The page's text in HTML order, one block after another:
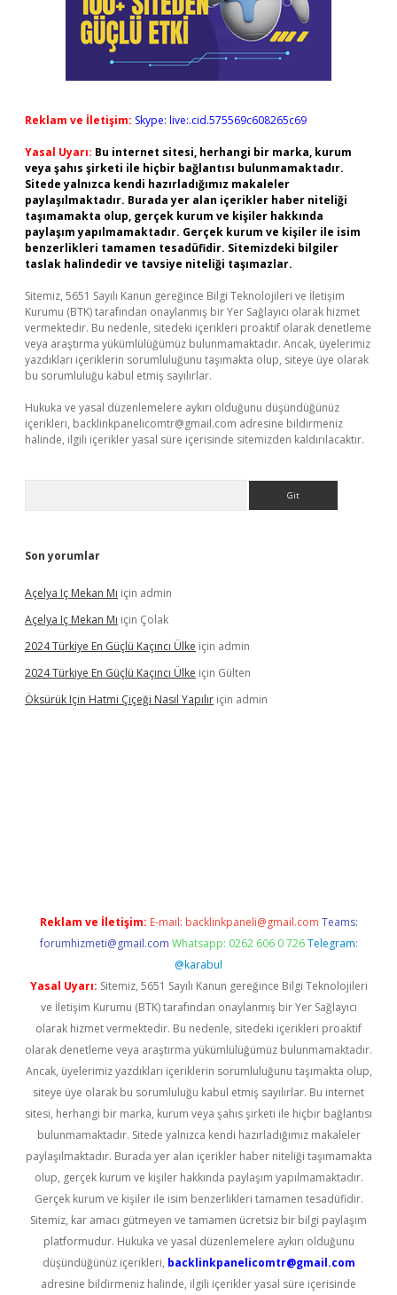
Reklam ve İletişim: Skype: live:.cid.575569c608265c69
Yasal Uyarı: Bu internet sitesi, herhangi bir marka, kurum
veya şahıs şirketi ile hiçbir bağlantısı bulunmamaktadır.
Sitede yalnızca kendi hazırladığımız makaleler
paylaşılmaktadır. Burada yer alan içerikler haber niteliği
taşımamakta olup, gerçek kurum ve kişiler hakkında
paylaşım yapılmamaktadır. Gerçek kurum ve kişiler ile isim
benzerlikleri tamamen tesadüfidir. Sitemizdeki bilgiler
taslak halindedir ve tavsiye niteliği taşımazlar.
Sitemiz, 5651 Sayılı Kanun gereğince Bilgi Teknolojileri ve İletişim
Kurumu (BTK) tarafından onaylanmış bir Yer Sağlayıcı olarak hizmet
vermektedir. Bu nedenle, sitedeki içerikleri proaktif olarak denetleme
veya araştırma yükümlülüğümüz bulunmamaktadır. Ancak, üyelerimiz
yazdıkları içeriklerin sorumluluğunu taşımakta olup, siteye üye olarak
bu sorumluluğu kabul etmiş sayılırlar.
Hukuka ve yasal düzenlemelere aykırı olduğunu düşündüğünüz
içerikleri, backlinkpanelicomtr@gmail.com adresine bildirmeniz
halinde, ilgili içerikler yasal süre içerisinde sitemizden kaldırılacaktır.
Son yorumlar
Açelya Iç Mekan Mı için admin
Açelya Iç Mekan Mı için Çolak
2024 Türkiye En Güçlü Kaçıncı Ülke için admin
2024 Türkiye En Güçlü Kaçıncı Ülke için Gülten
Öksürük Için Hatmi Çiçeği Nasıl Yapılır için admin
Reklam ve İletişim: E-mail: backlinkpaneli@gmail.com Teams:
forumhizmeti@gmail.com Whatsapp: 0262 606 0 726 Telegram:
@karabul
Yasal Uyarı: Sitemiz, 5651 Sayılı Kanun gereğince Bilgi Teknolojileri
ve İletişim Kurumu (BTK) tarafından onaylanmış bir Yer Sağlayıcı
olarak hizmet vermektedir. Bu nedenle, sitedeki içerikleri proaktif
olarak denetleme veya araştırma yükümlülüğümüz bulunmamaktadır.
Ancak, üyelerimiz yazdıkları içeriklerin sorumluluğunu taşımakta olup,
siteye üye olarak bu sorumluluğu kabul etmiş sayılırlar. Bu internet
sitesi, herhangi bir marka, kurum veya şahıs şirketi ile hiçbir bağlantısı
bulunmamaktadır. Sitede yalnızca kendi hazırladığımız makaleler
paylaşılmaktadır. Burada yer alan içerikler haber niteliği taşımamakta
olup, gerçek kurum ve kişiler hakkında paylaşım yapılmamaktadır.
Gerçek kurum ve kişiler ile isim benzerlikleri tamamen tesadüfidir.
Sitemiz, kar amacı gütmeyen ve tamamen ücretsiz bir bilgi paylaşım
platformudur. Hukuka ve yasal düzenlemelere aykırı olduğunu
düşündüğünüz içerikleri, backlinkpanelicomtr@gmail.com
adresine bildirmeniz halinde, ilgili içerikler yasal süre içerisinde